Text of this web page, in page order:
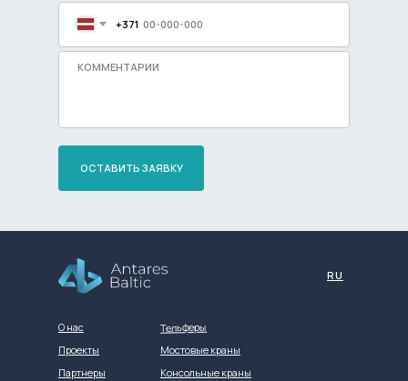
+371
ОСТАВИТЬ ЗАЯВКУ
О нас
Проекты
Партнеры
Тельферы
Мостовые краны
Консольные краны
RU
Разработка сайта